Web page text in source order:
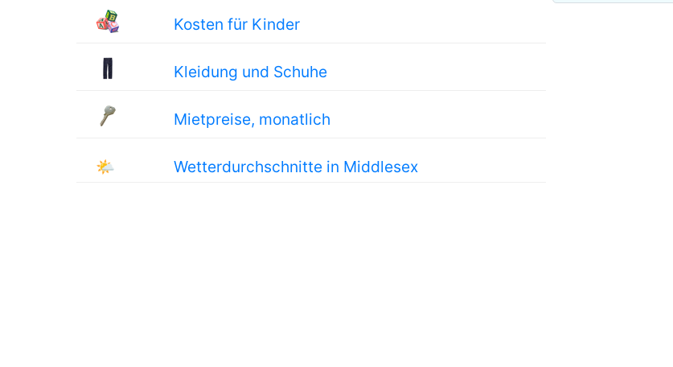
Kosten für Kinder
Kleidung und Schuhe
Mietpreise, monatlich
🌤 Wetterdurchschnitte in Middlesex